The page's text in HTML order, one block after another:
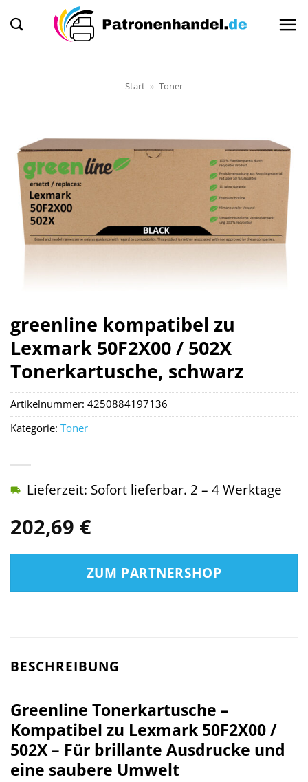
Inhalt
Start » Toner
greenline kompatibel zu
Lexmark 50F2X00 / 502X
Tonerkartusche, schwarz
202,69 €
Lieferzeit: Sofort lieferbar. 2 – 4 Werktage
ZUM PARTNERSHOP
Artikelnummer: 4250884197136
Kategorie: Toner
BESCHREIBUNG
Greenline Tonerkartusche –
Kompatibel zu Lexmark 50F2X00 /
502X – Für brillante Ausdrucke und
eine saubere Umwelt